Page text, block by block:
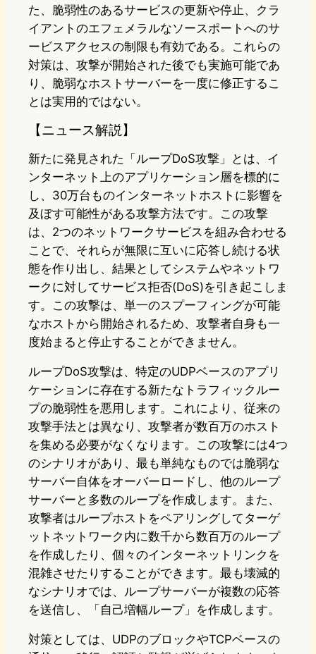
た、脆弱性のあるサービスの更新や停止、クラ
イアントのエフェメラルなソースポートへのサ
ービスアクセスの制限も有効である。これらの
対策は、攻撃が開始された後でも実施可能であ
り、脆弱なホストサーバーを一度に修正するこ
とは実用的ではない。
【ニュース解説】
新たに発見された「ループDoS攻撃」とは、イ
ンターネット上のアプリケーション層を標的に
し、30万台ものインターネットホストに影響を
及ぼす可能性がある攻撃方法です。この攻撃
は、2つのネットワークサービスを組み合わせる
ことで、それらが無限に互いに応答し続ける状
態を作り出し、結果としてシステムやネットワ
ークに対してサービス拒否(DoS)を引き起こしま
す。この攻撃は、単一のスプーフィングが可能
なホストから開始されるため、攻撃者自身も一
度始まると停止することができません。
ループDoS攻撃は、特定のUDPベースのアプリ
ケーションに存在する新たなトラフィックルー
プの脆弱性を悪用します。これにより、従来の
攻撃手法とは異なり、攻撃者が数百万のホスト
を集める必要がなくなります。この攻撃には4つ
のシナリオがあり、最も単純なものでは脆弱な
サーバー自体をオーバーロードし、他のループ
サーバーと多数のループを作成します。また、
攻撃者はループホストをペアリングしてターゲ
ットネットワーク内に数千から数百万のループ
を作成したり、個々のインターネットリンクを
混雑させたりすることができます。最も壊滅的
なシナリオでは、ループサーバーが複数の応答
を送信し、「自己増幅ループ」を作成します。
対策としては、UDPのブロックやTCPベースの